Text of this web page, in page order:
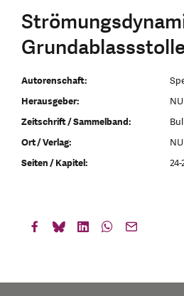
Autorenschaft:
Herausgeber:
Zeitschrift / Sammelband:
Ort / Verlag:
Seiten / Kapitel:
24-